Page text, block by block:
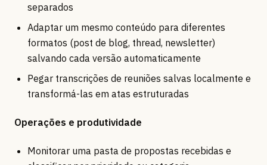
separados
Adaptar um mesmo conteúdo para diferentes
formatos (post de blog, thread, newsletter)
salvando cada versão automaticamente
Pegar transcrições de reuniões salvas localmente e
transformá-las em atas estruturadas
Operações e produtividade
Monitorar uma pasta de propostas recebidas e